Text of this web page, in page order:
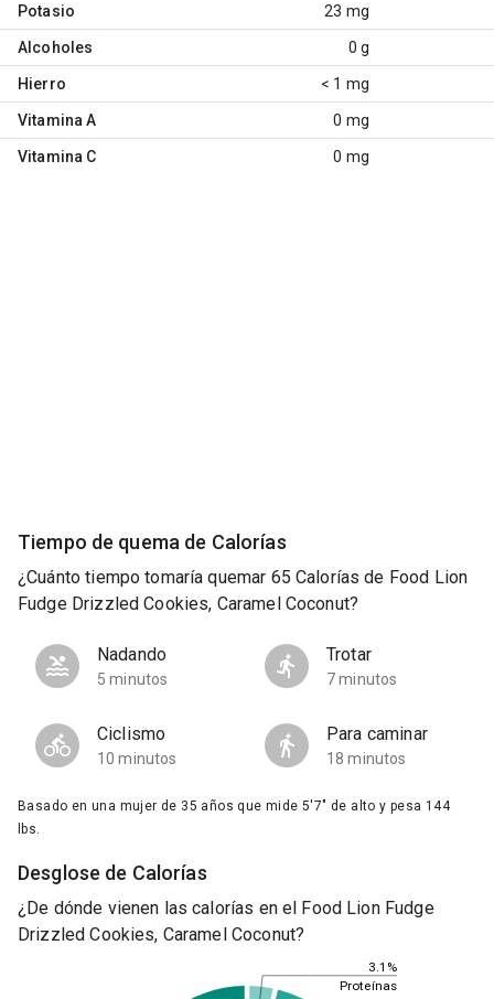
Potasio 23 mg
Alcoholes 0 g
Hierro < 1 mg
Vitamina A 0 mg
Vitamina C 0 mg
Tiempo de quema de Calorías
¿Cuánto tiempo tomaría quemar 65 Calorías de Food Lion
Fudge Drizzled Cookies, Caramel Coconut?
Nadando
5 minutos
Trotar
7 minutos
Ciclismo
10 minutos
Para caminar
18 minutos
Basado en una mujer de 35 años que mide 5'7" de alto y pesa 144
lbs.
Desglose de Calorías
¿De dónde vienen las calorías en el Food Lion Fudge
Drizzled Cookies, Caramel Coconut?
3.1%
Proteínas